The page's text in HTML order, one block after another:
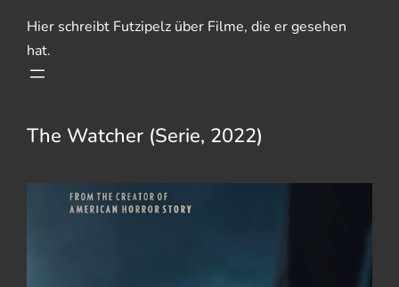
Hier schreibt Futzipelz über Filme, die er gesehen
hat.
The Watcher (Serie, 2022)